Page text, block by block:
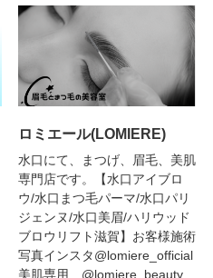
ロミエール(LOMIERE)
水口にて、まつげ、眉毛、美肌
専門店です。【水口アイブロ
ウ/水口まつ毛パーマ/水口パリ
ジェンヌ/水口美眉/ハリウッド
ブロウリフト滋賀】お客様施術
写真インスタ@lomiere_official
美肌専用 @lomiere_beauty